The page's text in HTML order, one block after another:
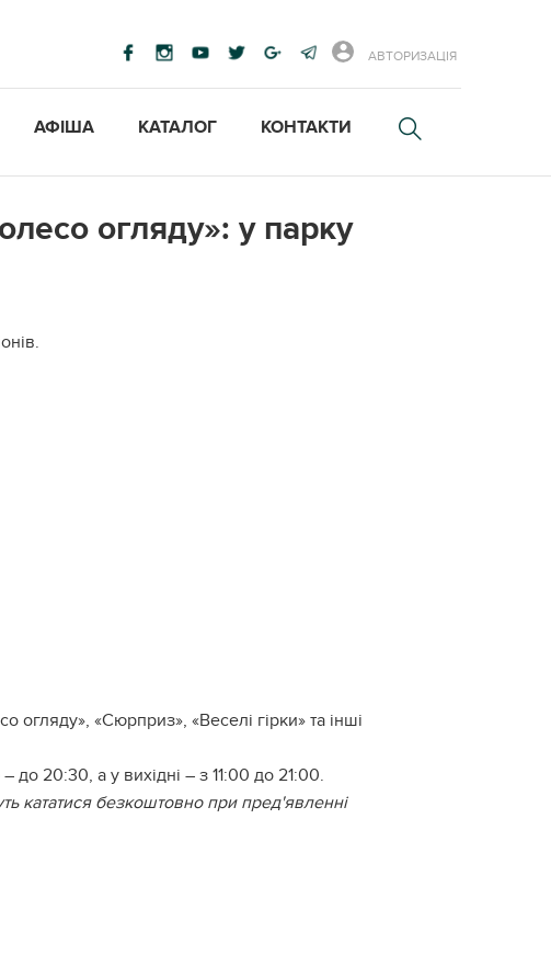
АВТОРИЗАЦІЯ
АФІША КАТАЛОГ КОНТАКТИ
огляду»: у парку
огляду», «Сюрприз», «Веселі гірки» та інші
20:30, а у вихідні – з 11:00 до 21:00.
кататися безкоштовно при пред'явленні